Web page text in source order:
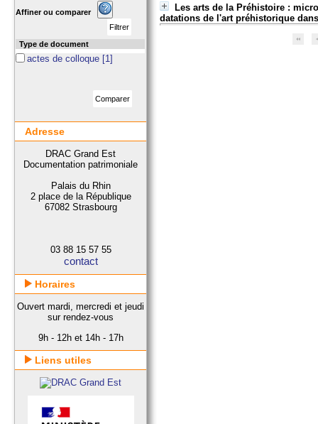
Les arts de la Préhistoire :
datations de l'art préhistorique
Affiner ou comparer
Type de document
actes de colloque [1]
Adresse
DRAC Grand Est
Documentation patrimoniale
Palais du Rhin
2 place de la République
67082 Strasbourg
03 88 15 57 55
contact
Horaires
Ouvert mardi, mercredi et jeudi
sur rendez-vous
9h - 12h et 14h - 17h
Liens utiles